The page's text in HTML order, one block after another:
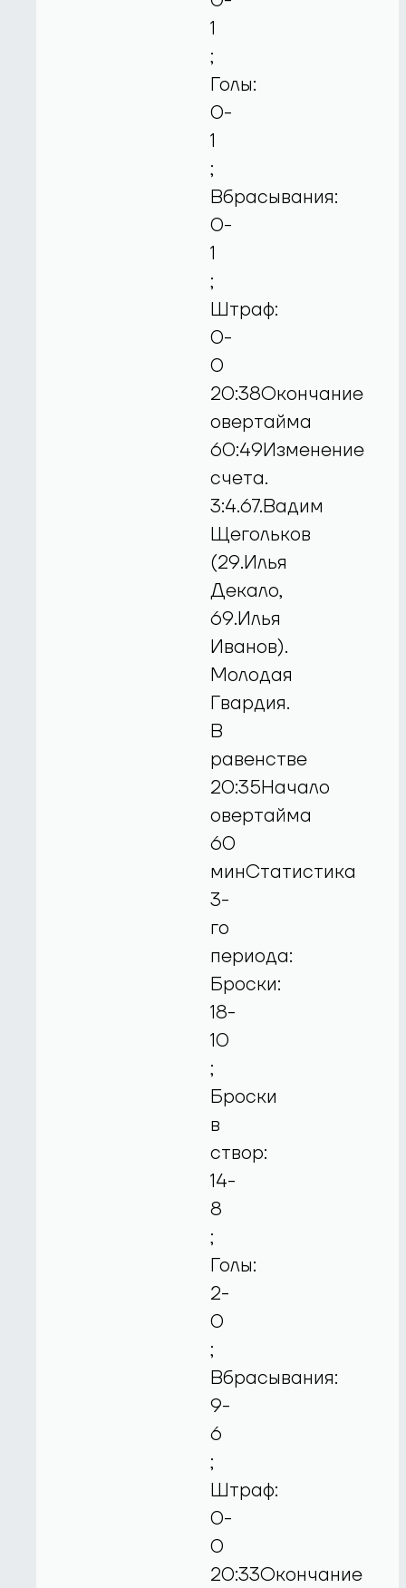
1
;
Голы:
0-
1
;
Вбрасывания:
0-
1
;
Штраф:
0-
0
20:38Окончание
овертайма
60:49Изменение
счета.
3:4.67.Вадим
Щегольков
(29.Илья
Декало,
69.Илья
Иванов).
Молодая
Гвардия.
В
равенстве
20:35Начало
овертайма
60
минСтатистика
3-
го
периода:
Броски:
18-
10
;
Броски
в
створ:
14-
8
;
Голы:
2-
0
;
Вбрасывания:
9-
6
;
Штраф:
0-
0
20:33Окончание